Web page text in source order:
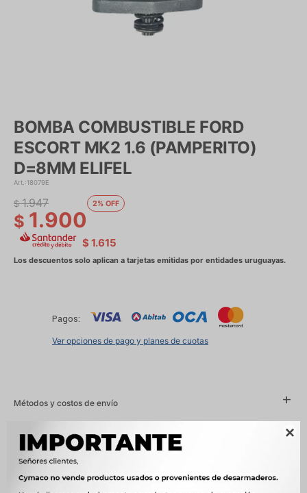

BOMBA COMBUSTIBLE FORD
ESCORT MK2 1.6 (PAMPERITO)
D=8MM ELIFEL
18079E
$ 1.900
$ 1.947 2
$ 1.615
Pagos:
Ver opciones de pago y planes de cuotas
Métodos y costos de envío
Características
Año 1975 - 1981